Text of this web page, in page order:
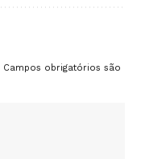
Campos obrigatórios são